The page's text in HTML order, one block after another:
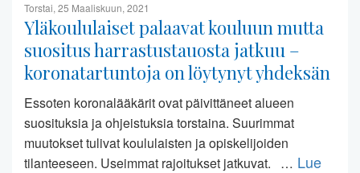
Torstai, 25 Maaliskuun, 2021
Yläkoululaiset palaavat kouluun mutta
suositus harrastustauosta jatkuu –
koronatartuntoja on löytynyt yhdeksän
Essoten koronalääkärit ovat päivittäneet alueen
suosituksia ja ohjeistuksia torstaina. Suurimmat
muutokset tulivat koululaisten ja opiskelijoiden
tilanteeseen. Useimmat rajoitukset jatkuvat. … Lue